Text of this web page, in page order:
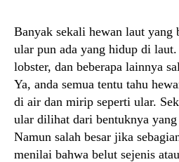
Banyak sekali hewan laut yang
ular pun ada yang hidup di
lobster, dan beberapa lainnya
Ya, anda semua tentu tahu
di air dan mirip seperti ular.
ular dilihat dari bentuknya yang
Namun salah besar jika
menilai bahwa belut sejenis